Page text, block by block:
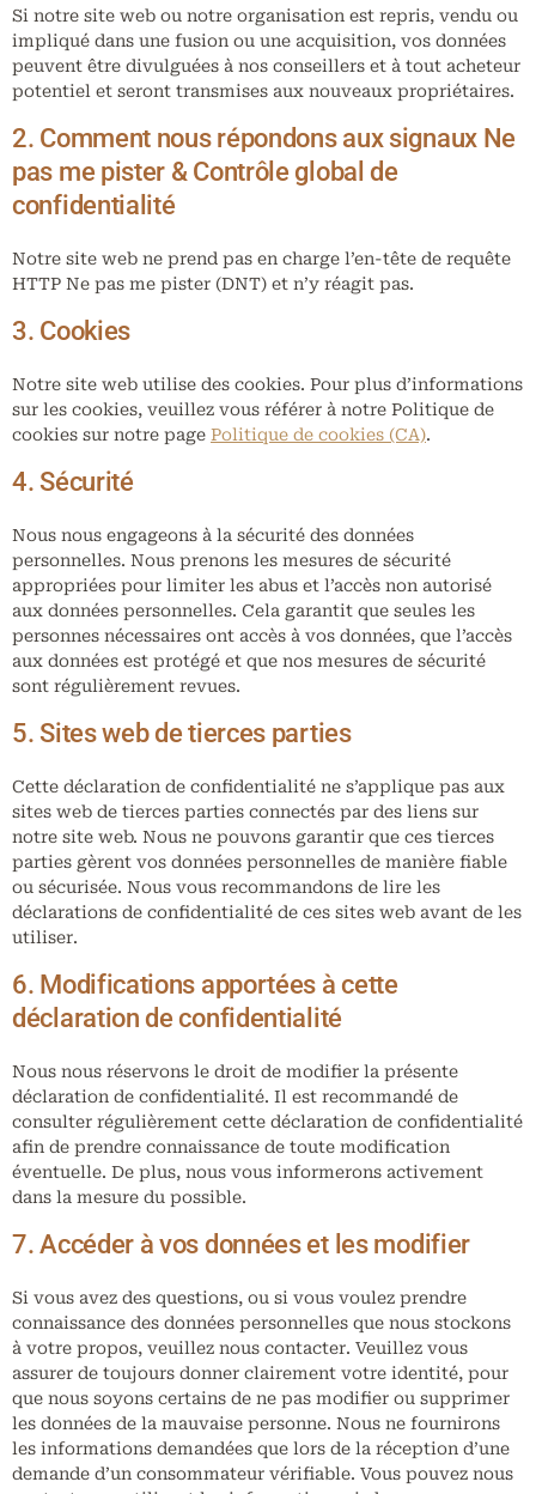
Si notre site web ou notre organisation est repris, vendu ou
impliqué dans une fusion ou une acquisition, vos données
peuvent être divulguées à nos conseillers et à tout acheteur
potentiel et seront transmises aux nouveaux propriétaires.
2. Comment nous répondons aux signaux Ne
pas me pister & Contrôle global de
confidentialité
Notre site web ne prend pas en charge l’en-tête de requête
HTTP Ne pas me pister (DNT) et n’y réagit pas.
3. Cookies
Notre site web utilise des cookies. Pour plus d’informations
sur les cookies, veuillez vous référer à notre Politique de
cookies sur notre page Politique de cookies (CA).
4. Sécurité
Nous nous engageons à la sécurité des données
personnelles. Nous prenons les mesures de sécurité
appropriées pour limiter les abus et l’accès non autorisé
aux données personnelles. Cela garantit que seules les
personnes nécessaires ont accès à vos données, que l’accès
aux données est protégé et que nos mesures de sécurité
sont régulièrement revues.
5. Sites web de tierces parties
Cette déclaration de confidentialité ne s’applique pas aux
sites web de tierces parties connectés par des liens sur
notre site web. Nous ne pouvons garantir que ces tierces
parties gèrent vos données personnelles de manière fiable
ou sécurisée. Nous vous recommandons de lire les
déclarations de confidentialité de ces sites web avant de les
utiliser.
6. Modifications apportées à cette
déclaration de confidentialité
Nous nous réservons le droit de modifier la présente
déclaration de confidentialité. Il est recommandé de
consulter régulièrement cette déclaration de confidentialité
afin de prendre connaissance de toute modification
éventuelle. De plus, nous vous informerons activement
dans la mesure du possible.
7. Accéder à vos données et les modifier
Si vous avez des questions, ou si vous voulez prendre
connaissance des données personnelles que nous stockons
à votre propos, veuillez nous contacter. Veuillez vous
assurer de toujours donner clairement votre identité, pour
que nous soyons certains de ne pas modifier ou supprimer
les données de la mauvaise personne. Nous ne fournirons
les informations demandées que lors de la réception d’une
demande d’un consommateur vérifiable. Vous pouvez nous